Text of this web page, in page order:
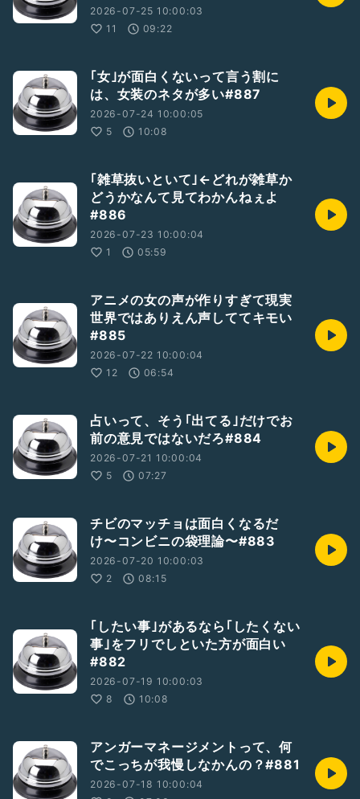
2026-07-25 10:00:03
11
09:22
｢女｣が面白くないって言う割に
は、女装のネタが多い#887
2026-07-24 10:00:05
5
10:08
｢雑草抜いといて｣←どれが雑草か
どうかなんて見てわかんねぇよ
#886
2026-07-23 10:00:04
1
05:59
アニメの女の声が作りすぎて現実
世界ではありえん声しててキモい
#885
2026-07-22 10:00:04
12
06:54
占いって、そう｢出てる｣だけでお
前の意見ではないだろ#884
2026-07-21 10:00:04
5
07:27
チビのマッチョは面白くなるだ
け〜コンビニの袋理論〜#883
2026-07-20 10:00:03
2
08:15
｢したい事｣があるなら｢したくない
事｣をフリでしといた方が面白い
#882
2026-07-19 10:00:03
8
10:08
アンガーマネージメントって、何
でこっちが我慢しなかんの？#881
2026-07-18 10:00:04